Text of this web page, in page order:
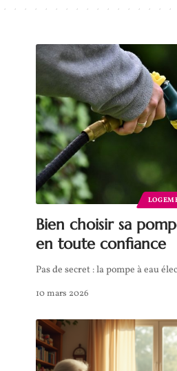
Bien choisir sa
en toute confiance
Pas de secret : la pompe à eau
10 mars 2026